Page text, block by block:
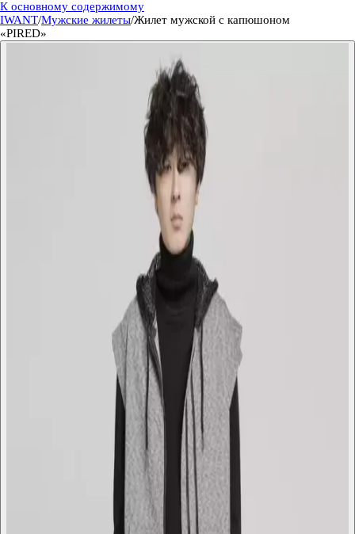
К основному содержимому
IWANT/Мужские жилеты/Жилет мужской с капюшоном
«PIRED»